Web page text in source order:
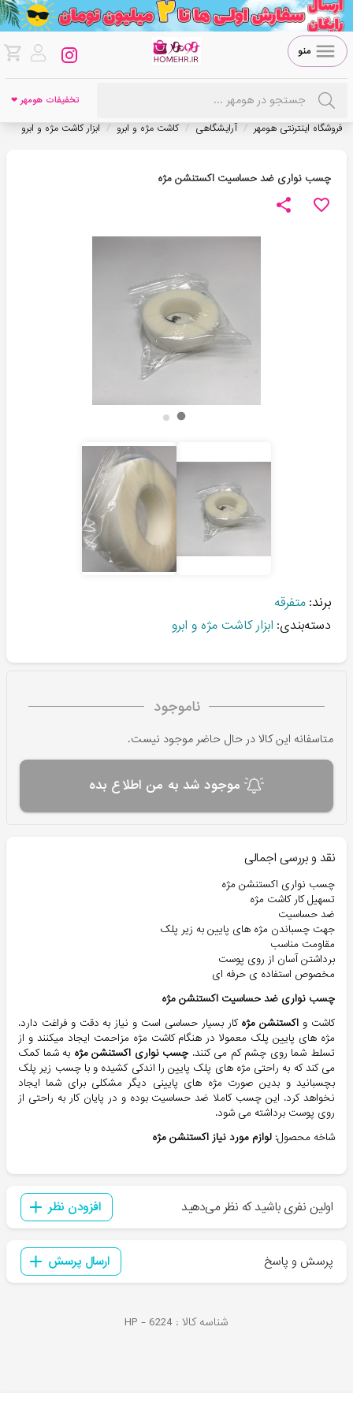
منو
تخفیفات هومهر ❤
فروشگاه اینترنتی هومهر / آرایشگاهی / کاشت مژه و ابرو / ابزار کاشت مژه و ابرو
چسب نواری ضد حساسیت اکستنشن مژه
برند: متفرقه
دسته‌بندی: ابزار کاشت مژه و ابرو
ناموجود
متاسفانه این کالا در حال حاضر موجود نیست.
موجود شد به من اطلاع بده
نقد و بررسی اجمالی
چسب نواری اکستنشن مژه
تسهیل کار کاشت مژه
ضد حساسیت
جهت چسباندن مژه های پایین به زیر پلک
مقاومت مناسب
برداشتن آسان از روی پوست
مخصوص استفاده ی حرفه ای
چسب نواری ضد حساسیت اکستنشن مژه
کاشت و اکستنشن مژه کار بسیار حساسی است و نیاز به دقت و فراغت دارد.
مژه های پایین پلک معمولا در هنگام کاشت مژه مزاحمت ایجاد میکنند و از
تسلط شما روی چشم کم می کنند. چسب نواری اکستنشن مژه به شما کمک
می کند که به راحتی مژه های پلک پایین را اندکی کشیده و با چسب زیر پلک
بچسبانید و بدین صورت مژه های پایینی دیگر مشکلی برای شما ایجاد
نخواهد کرد. این چسب کاملا ضد حساسیت بوده و در پایان کار به راحتی از
روی پوست برداشته می شود.
شاخه محصول: لوازم مورد نياز اكستنشن مژه
اولین نفری باشید که نظر می‌دهید افزودن نظر
پرسش و پاسخ ارسال پرسش
شناسه کالا : HP - 6224